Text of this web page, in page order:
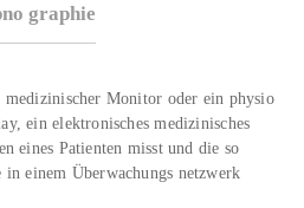
graphie
Monitor oder ein physio
ein elektronisches medizinisches
eines Patienten misst und die so
einem Überwachungs netzwerk